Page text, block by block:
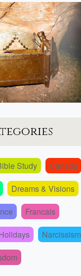
Study
Canada
Dreams & Visions
Francais
Narcissism